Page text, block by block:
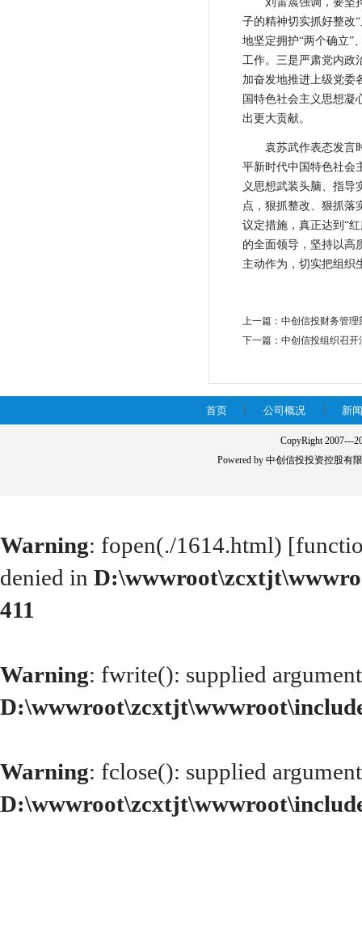
子的精神切实抓好整改
地坚定拥护“两个确立”
工作。三是严肃党内政
加奋发地推进上级党委
国特色社会主义思想凝
出更大贡献。
袁苏武作表态发言
平新时代中国特色社会
义思想武装头脑、指导
点，狠抓整改、狠抓落
议定措施，真正达到“
的全面领导，坚持以高
主动作为，切实把组织
上一篇： 中创信投财务管理
下一篇： 中创信投组织召开
首页 公司概况 新
CopyRight 2007---
Powered by 中创信投投资控股有
Warning: fopen(./1614.html) [
denied in
411
Warning: fwrite(): supplied
Warning: fclose(): supplied